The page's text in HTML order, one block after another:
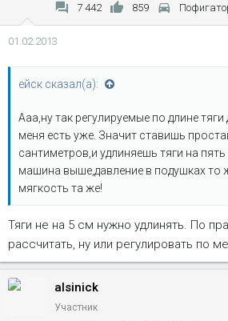
7 442 859
01.02.2013
ейск сказал(а):
Ааа,ну так регулируемые по длине
меня есть уже. Значит ставишь
сантиметров,и удлиняешь тяги на
машина выше,давление в подушках то
мягкость та же!
Тяги не на 5 см нужно удлинять. По
рассчитать, ну или регулировать по
alsinick
Участник